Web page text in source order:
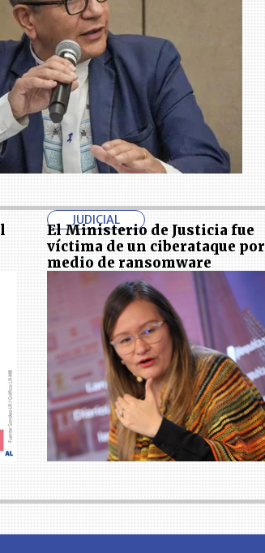
JUDICIAL
El Ministerio de Justicia fue
víctima de un ciberataque por
medio de ransomware